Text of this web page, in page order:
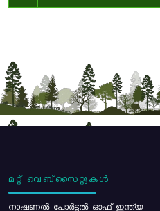
മറ്റ് വെബ്സൈറ്റുകൾ
നാഷണൽ പോർട്ടൽ ഓഫ് ഇന്ത്യ